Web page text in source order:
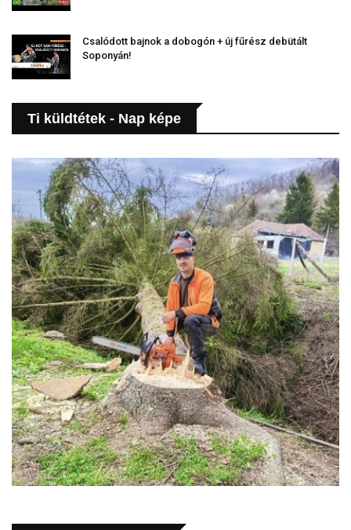
Csalódott bajnok a dobogón + új fűrész debütált
Soponyán!
Ti küldtétek - Nap képe